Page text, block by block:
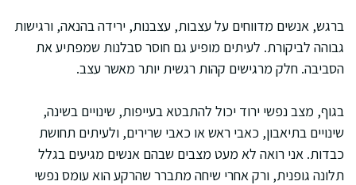
ברגש, אנשים מדווחים על עצבות, עצבנות, ירידה בהנאה, ורגישות
גבוהה לביקורת. לעיתים מופיע גם חוסר סבלנות שמפתיע את
הסביבה. חלק מרגישים קהות רגשית יותר מאשר עצב.
בגוף, מצב נפשי ירוד יכול להתבטא בעייפות, שינויים בשינה,
שינויים בתיאבון, כאבי ראש או כאבי שרירים, ולעיתים תחושת
כבדות. אני רואה לא מעט מצבים שבהם אנשים מגיעים בגלל
תלונה גופנית, ורק אחרי שיחה מתברר שהרקע הוא עומס נפשי